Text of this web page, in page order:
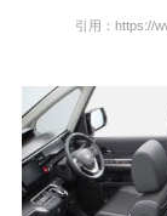
引用：https://